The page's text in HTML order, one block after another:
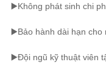
▶️Không phát sinh chi
▶️Bảo hành dài hạn cho
▶️Đội ngũ kỹ thuật viên